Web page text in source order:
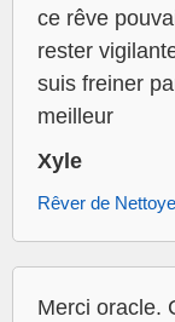
ce rêve
rester
suis freiner
meilleur
Xyle
Rêver de
Merci oracle.